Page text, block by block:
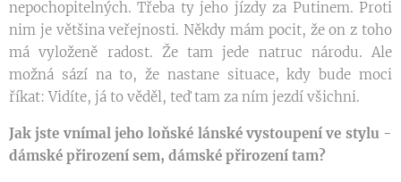
nepochopitelných. Třeba ty jeho jízdy za Putinem. Proti
nim je většina veřejnosti. Někdy mám pocit, že on z toho
má vyloženě radost. Že tam jede natruc národu. Ale
možná sází na to, že nastane situace, kdy bude moci
říkat: Vidíte, já to věděl, teď tam za ním jezdí všichni.
Jak jste vnímal jeho loňské lánské vystoupení ve stylu -
dámské přirození sem, dámské přirození tam?